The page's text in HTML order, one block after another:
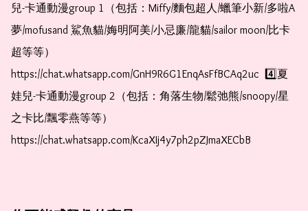
兒-卡通動漫group 1（包括：Miffy/麵包超人/蠟筆小新/多啦A
夢/mofusand 鯊魚貓/娒明阿美/小忌廉/龍貓/sailor moon/比卡
超等等）
https://chat.whatsapp.com/GnH9R6G1EnqAsFfBCAq2uc  4️⃣夏
娃兒-卡通動漫group 2（包括：角落生物/鬆弛熊/snoopy/星
之卡比/飄零燕等等）
https://chat.whatsapp.com/KcaXIj4y7ph2pZJmaXECbB